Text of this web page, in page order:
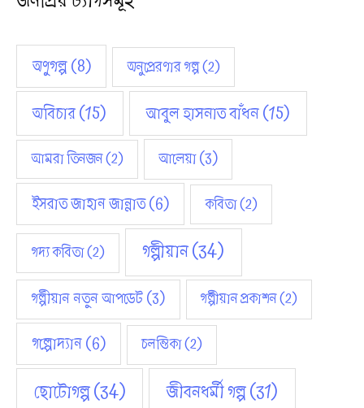
অণুগল্প(8) অনুপ্রেরণার গল্প(2)
অবিচার(15) আবুল হাসনাত বাঁধন(15)
আমরা তিনজন(2) আলেয়া(3)
ইসরাত জাহান জান্নাত(6) কবিতা(2)
গদ্য কবিতা(2) গল্পীয়ান(34)
গল্পীয়ান নতুন আপডেট(3) গল্পীয়ান প্রকাশন(2)
গল্পোদ্যান(6) চলন্তিকা(2)
ছোটোগল্প(34) জীবনধর্মী গল্প(31)